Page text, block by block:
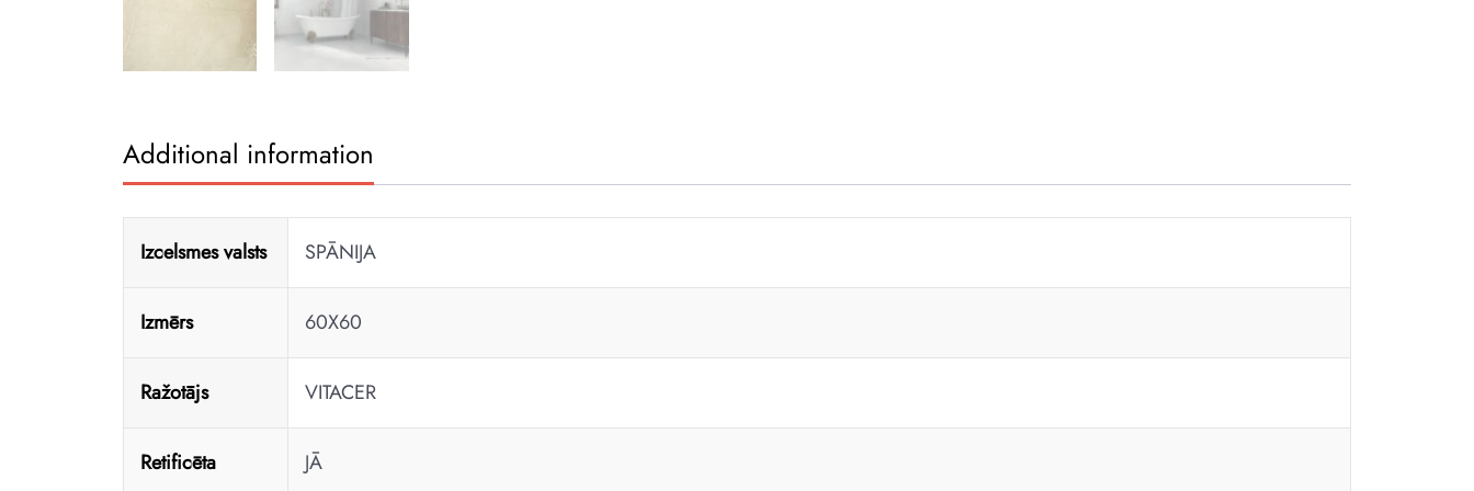
Additional information
Izcelsmes valsts SPĀNIJA
Izmērs 60X60
Ražotājs VITACER
Retificēta JĀ